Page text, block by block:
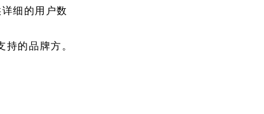
细的用户数
的品牌方。